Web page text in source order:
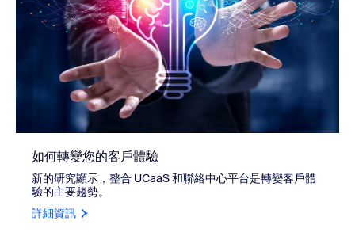
如何轉變您的客戶體驗
新的研究顯示，整合 UCaaS 和聯絡中心平台是轉變客戶體
驗的主要趨勢。
詳細資訊